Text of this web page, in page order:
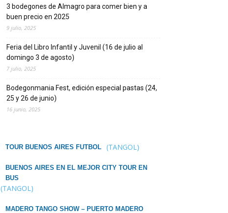
3 bodegones de Almagro para comer bien y a
buen precio en 2025
9 julio, 2025
Feria del Libro Infantil y Juvenil (16 de julio al
domingo 3 de agosto)
7 julio, 2025
Bodegonmania Fest, edición especial pastas (24,
25 y 26 de junio)
16 junio, 2025
TOUR BUENOS AIRES FUTBOL (TANGOL)
BUENOS AIRES EN EL MEJOR CITY TOUR EN
BUS
(TANGOL)
MADERO TANGO SHOW – PUERTO MADERO